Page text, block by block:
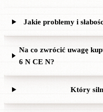
Jakie problemy i
Na co zwrócić uwagę
6 N CE N?
Który